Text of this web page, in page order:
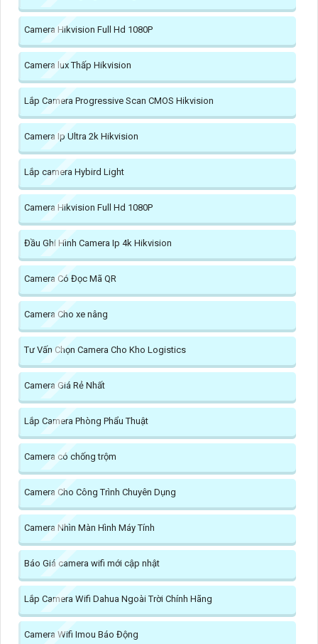
Camera Hikvision Full Hd 1080P
Camera lux Thấp Hikvision
Lắp Camera Progressive Scan CMOS Hikvision
Camera Ip Ultra 2k Hikvision
Lắp camera Hybird Light
Camera Hikvision Full Hd 1080P
Đầu Ghi Hình Camera Ip 4k Hikvision
Camera Có Đọc Mã QR
Camera Cho xe nâng
Tư Vấn Chọn Camera Cho Kho Logistics
Camera Giá Rẻ Nhất
Lắp Camera Phòng Phẩu Thuật
Camera có chống trộm
Camera Cho Công Trình Chuyên Dụng
Camera Nhìn Màn Hình Máy Tính
Báo Giá camera wifi mới cập nhật
Lắp Camera Wifi Dahua Ngoài Trời Chính Hãng
Camera Wifi Imou Báo Động